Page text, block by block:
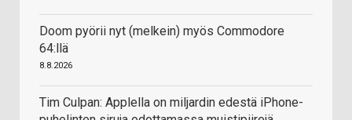
Doom pyörii nyt (melkein) myös Commodore
64:llä
8.8.2026
Tim Culpan: Applella on miljardin edestä iPhone-